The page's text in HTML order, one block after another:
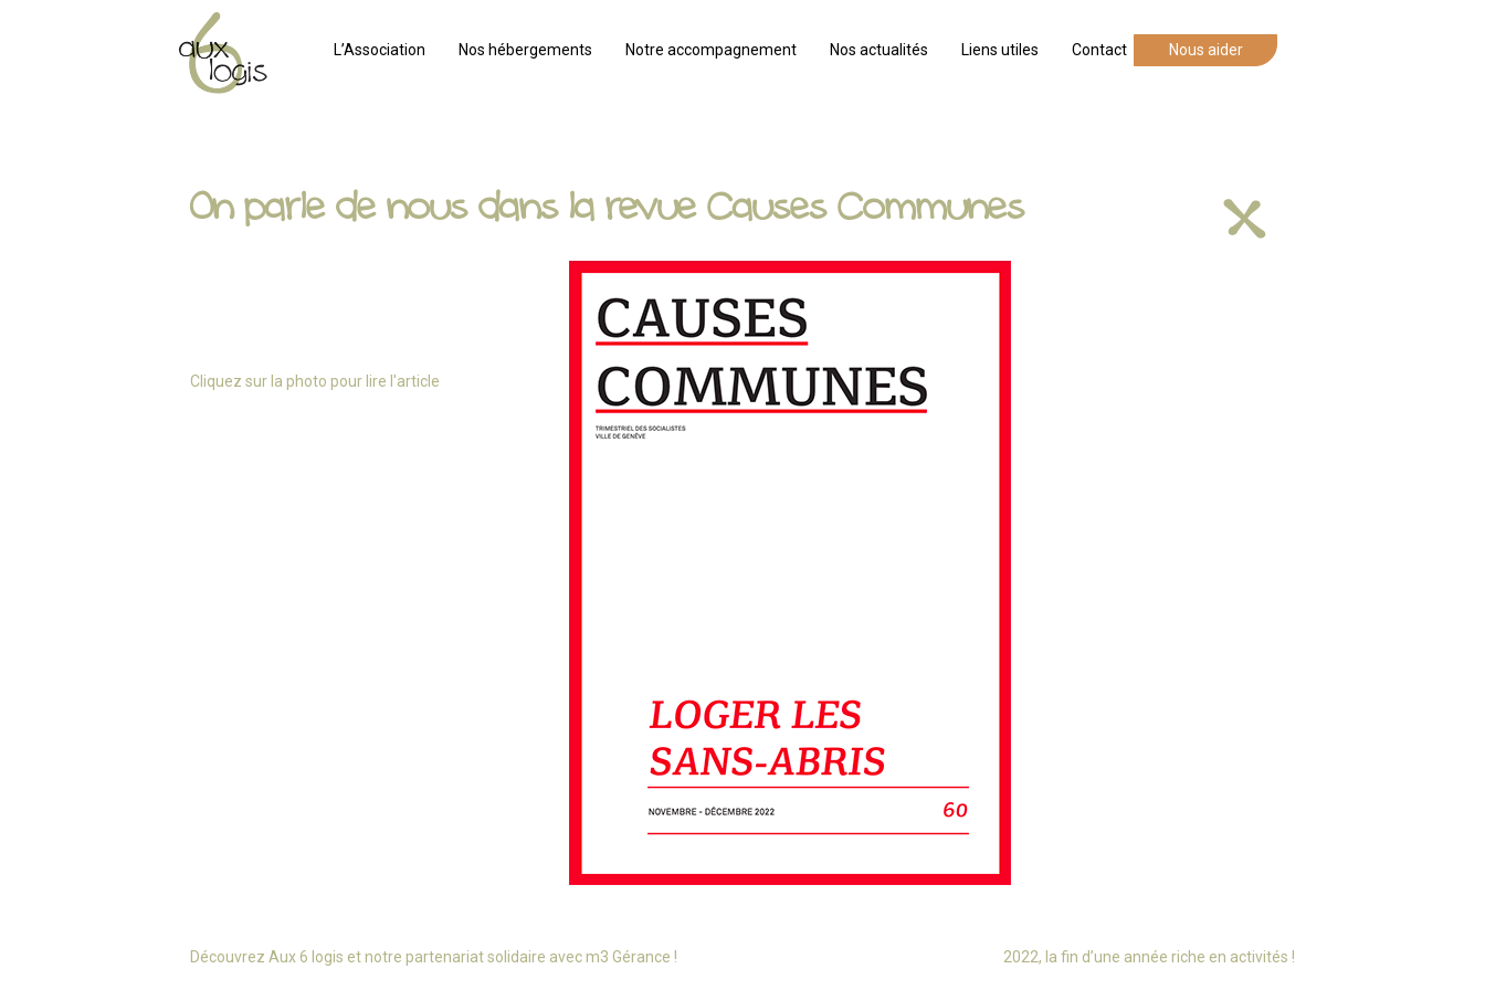
L’Association Nos hébergements Notre accompagnement Nos actualités Liens utiles Contact Nous aider
On parle de nous dans la revue Causes Communes +
Cliquez sur la photo pour lire l'article
Découvrez Aux 6 logis et notre partenariat solidaire avec m3 Gérance ! 2022, la fin d’une année riche en activités !